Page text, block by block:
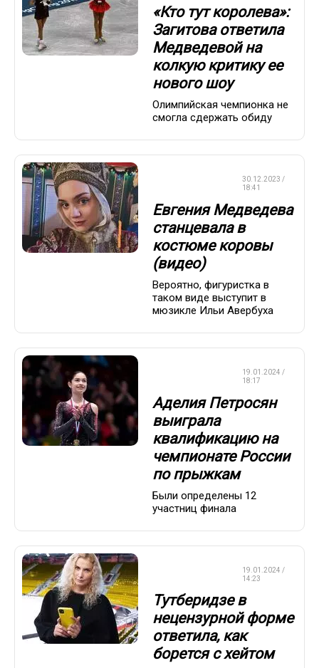
«Кто тут королева»:
Загитова ответила
Медведевой на
колкую критику ее
нового шоу
Олимпийская чемпионка не
смогла сдержать обиду
30.12.2023 /
18:41
Евгения Медведева
станцевала в
костюме коровы
(видео)
Вероятно, фигуристка в
таком виде выступит в
мюзикле Ильи Авербуха
19.01.2024 /
18:17
Аделия Петросян
выиграла
квалификацию на
чемпионате России
по прыжкам
Были определены 12
участниц финала
19.01.2024 /
14:23
Тутберидзе в
нецензурной форме
ответила, как
борется с хейтом